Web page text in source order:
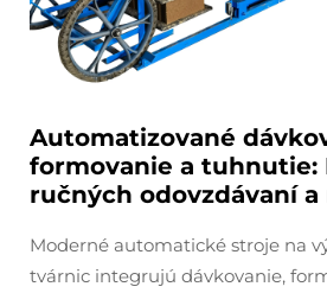
Automatizované
formovanie a tuhnutie:
ručných odovzdávaní
Moderné automatické stroje na
tvárnic integrujú dávkovanie,